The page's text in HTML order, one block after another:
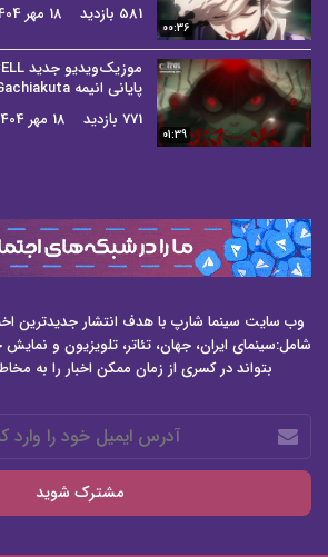
00:36
581 بازدید
18 مهر 1404
01:39
پایانی انیمه Gachiakuta
771 بازدید
18 مهر 1404
وب سایت سینما شارپ با هدف انتشار جدیدترین
شامل:سینمای ایران، جهان، تئاتر، تلویزیون و
بتواند در کسری از زمان ممکن اخبار را به
آدرس
ایمیل
خود
وارد